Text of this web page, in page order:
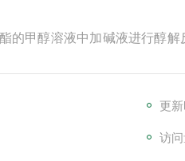
甲醇溶液中加碱液进行醇解
表示，其中的m+n代表平均聚
更
访